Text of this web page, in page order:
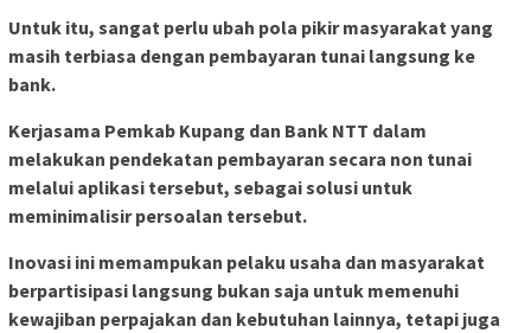
Untuk itu, sangat perlu ubah pola pikir masyarakat yang
masih terbiasa dengan pembayaran tunai langsung ke
bank.
Kerjasama Pemkab Kupang dan Bank NTT dalam
melakukan pendekatan pembayaran secara non tunai
melalui aplikasi tersebut, sebagai solusi untuk
meminimalisir persoalan tersebut.
Inovasi ini memampukan pelaku usaha dan masyarakat
berpartisipasi langsung bukan saja untuk memenuhi
kewajiban perpajakan dan kebutuhan lainnya, tetapi juga